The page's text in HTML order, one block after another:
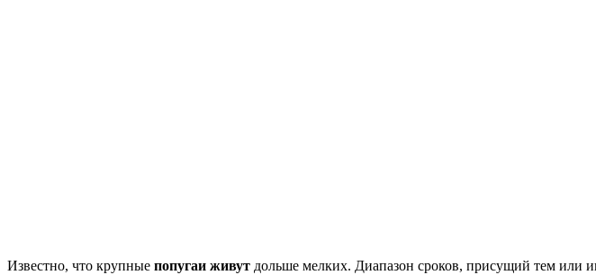
Известно, что крупные попугаи живут дольше мелких. Диапазон сроков, присущий тем или